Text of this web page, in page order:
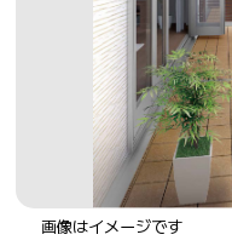
画像はイメージです